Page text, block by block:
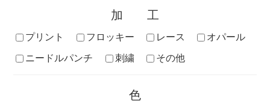
加工
プリント フロッキー レース
オパール
ニードルパンチ
刺繍 その他
色